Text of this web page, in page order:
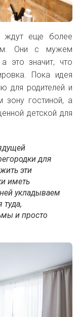
ждут еще более
Они с мужем
это значит, что
Пока идея
для родителей и
зону гостиной, а
детской для
для
эти
иметь
укладываем
туда,
и просто